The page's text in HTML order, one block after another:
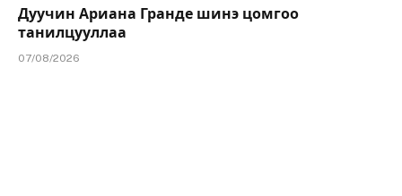
Дуучин Ариана Гранде шинэ цомгоо
танилцууллаа
07/08/2026